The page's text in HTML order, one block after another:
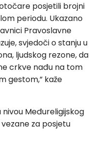
posjetili brojni
periodu. Ukazano
Pravoslavne
svjedoči o stanju u
ljudskog rezone, da
crkve nađu na tom
gestom,” kaže
nivou Međureligijskog
vezane za posjetu